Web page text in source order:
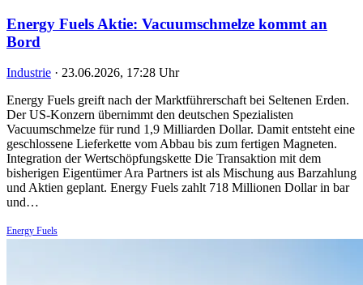
Energy Fuels Aktie: Vacuumschmelze kommt an
Bord
Industrie · 23.06.2026, 17:28 Uhr
Energy Fuels greift nach der Marktführerschaft bei Seltenen Erden.
Der US-Konzern übernimmt den deutschen Spezialisten
Vacuumschmelze für rund 1,9 Milliarden Dollar. Damit entsteht eine
geschlossene Lieferkette vom Abbau bis zum fertigen Magneten.
Integration der Wertschöpfungskette Die Transaktion mit dem
bisherigen Eigentümer Ara Partners ist als Mischung aus Barzahlung
und Aktien geplant. Energy Fuels zahlt 718 Millionen Dollar in bar
und…
Energy Fuels